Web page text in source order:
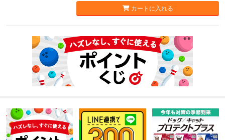
カートに入れる